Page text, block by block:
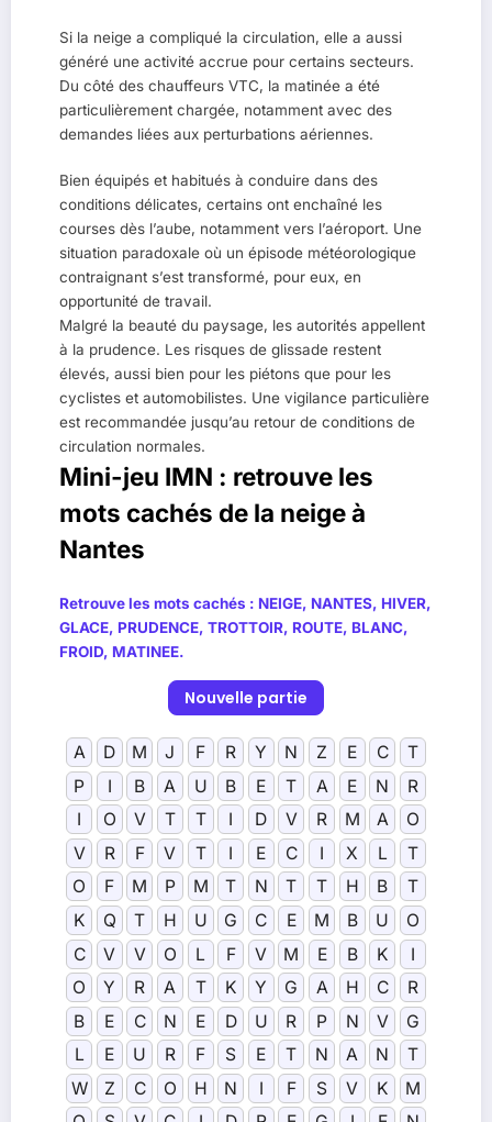
Si la neige a compliqué la circulation, elle a aussi
généré une activité accrue pour certains secteurs.
Du côté des chauffeurs VTC, la matinée a été
particulièrement chargée, notamment avec des
demandes liées aux perturbations aériennes.
Bien équipés et habitués à conduire dans des
conditions délicates, certains ont enchaîné les
courses dès l’aube, notamment vers l’aéroport. Une
situation paradoxale où un épisode météorologique
contraignant s’est transformé, pour eux, en
opportunité de travail.
Malgré la beauté du paysage, les autorités appellent
à la prudence. Les risques de glissade restent
élevés, aussi bien pour les piétons que pour les
cyclistes et automobilistes. Une vigilance particulière
est recommandée jusqu’au retour de conditions de
circulation normales.
Mini-jeu IMN : retrouve les
mots cachés de la neige à
Nantes
Retrouve les mots cachés : NEIGE, NANTES, HIVER,
GLACE, PRUDENCE, TROTTOIR, ROUTE, BLANC,
FROID, MATINEE.
Nouvelle partie
A D M J F R Y N Z E C
T
P
I B A U B E T A E N
R
I
O V T T I D V R M A
O
V
R F V T I E C I X L
T
O
F M P M T N T T H B
T
K
Q T H U G C E M B U
O
C
V V O L F V M E B K
I
O
Y R A T K Y G A H C
R
B
E C N E D U R P N V
G
L
E U R F S E T N A N
T
W
Z C O H N I F S V K
M